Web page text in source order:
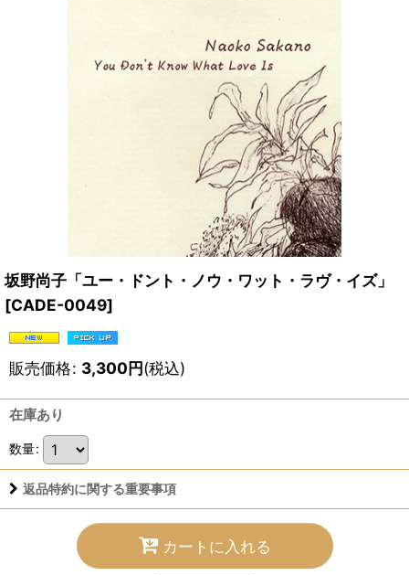
坂野尚子「ユー・ドント・ノウ・ワット・ラヴ・イズ」
[CADE-0049]
販売価格: 3,300円(税込)
在庫あり
数量:
返品特約に関する重要事項
カートに入れる